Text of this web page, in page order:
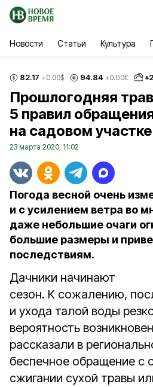
Новости Статьи Культура
82.17 +0.00$ 94.84 +0.00€ +
Прошлогодняя
5 правил
на садовом участке
23 марта 2020, 11:02
Погода весной очень
и с усилением ветра во
даже небольшие очаги
большие размеры и
последствиям.
Дачники начинают
сезон. К сожалению,
и ухода талой воды
вероятность
рассказали в
беспечное обращение с
сжигании сухой травы